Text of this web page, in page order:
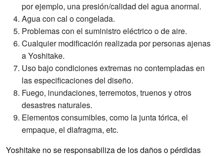
por ejemplo, una presión/calidad del agua anormal.
Agua con cal o congelada.
Problemas con el suministro eléctrico o de aire.
Cualquier modificación realizada por personas ajenas
a Yoshitake.
Uso bajo condiciones extremas no contempladas en
las especificaciones del diseño.
Fuego, inundaciones, terremotos, truenos y otros
desastres naturales.
Elementos consumibles, como la junta tórica, el
empaque, el diafragma, etc.
Yoshitake no se responsabiliza de los daños o pérdidas